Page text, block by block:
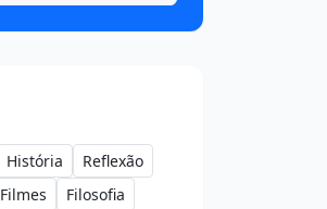
História
Reflexão
Filmes
Filosofia